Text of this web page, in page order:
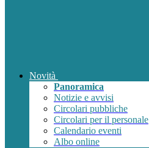
Novità
Panoramica
Notizie e avvisi
Circolari pubbliche
Circolari per il personale
Calendario eventi
Albo online